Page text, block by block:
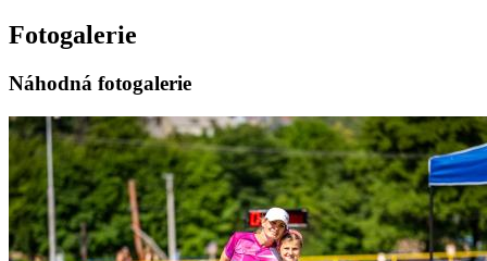
Fotogalerie
Náhodná fotogalerie